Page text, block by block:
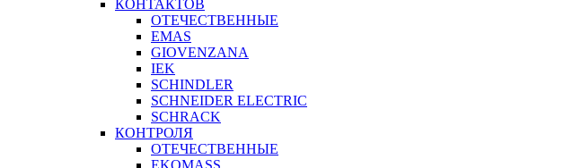
КОНТАКТОВ
ОТЕЧЕСТВЕННЫЕ
EMAS
GIOVENZANA
IEK
SCHINDLER
SCHNEIDER ELECTRIC
SCHRACK
КОНТРОЛЯ
ОТЕЧЕСТВЕННЫЕ
EKOMASS